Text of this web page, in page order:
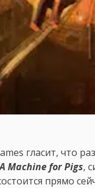
гласит, что
Machine for Pigs,
прямо